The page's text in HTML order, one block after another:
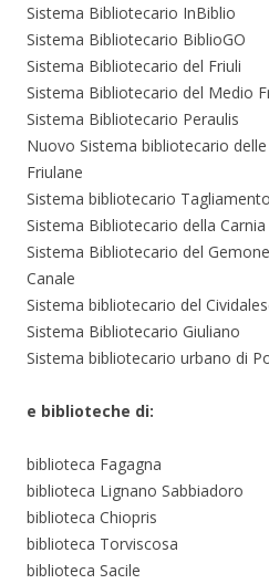
Sistema Bibliotecario InBiblio
Sistema Bibliotecario BiblioGO
Sistema Bibliotecario del Friuli
Sistema Bibliotecario del Medio
Sistema Bibliotecario Peraulis
Nuovo Sistema bibliotecario
Friulane
Sistema bibliotecario
Sistema Bibliotecario della Carnia
Sistema Bibliotecario del
Canale
Sistema bibliotecario del
Sistema Bibliotecario Giuliano
Sistema bibliotecario urbano di
e biblioteche di:
biblioteca Fagagna
biblioteca Lignano Sabbiadoro
biblioteca Chiopris
biblioteca Torviscosa
biblioteca Sacile